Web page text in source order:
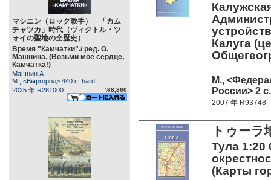
マシニン（ロック歌手） 「カム
チャツカ」時代（ヴィクトル・ツ
ォイの聖地の全歴史）
Время "Камчатки"./ ред. О.
Машнина. (Возьми мое сердце,
Камчатка!)
Машнин А.
М., <Выргород> 440 c. hard
2025 年 R281000
\68,860
Калуга
М.,
России> 2
2007 年 R93748
トゥー
Тула 1:20
(Карты